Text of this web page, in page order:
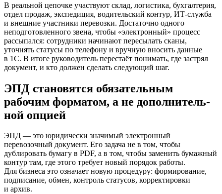
В реальной цепочке участвуют склад, логистика, бухгалтерия,
отдел продаж, экспедиция, водительский контур, ИТ-служба
и внешние участники перевозки. Достаточно одного
неподготовленного звена, чтобы «электронный» процесс
рассыпался: сотрудники начинают пересылать сканы,
уточнять статусы по телефону и вручную вносить данные
в 1С. В итоге руководитель перестаёт понимать, где застрял
документ, и кто должен сделать следующий шаг.
ЭПД становятся обязательным
рабочим форматом, а не дополни­тель­
ной опцией
ЭПД — это юридически значимый электронный
перевозочный документ. Его задача не в том, чтобы
дублировать бумагу в PDF, а в том, чтобы заменить бумажный
контур там, где этого требует новый порядок работы.
Для бизнеса это означает новую процедуру: формирование,
подписание, обмен, контроль статусов, корректировки
и архив.